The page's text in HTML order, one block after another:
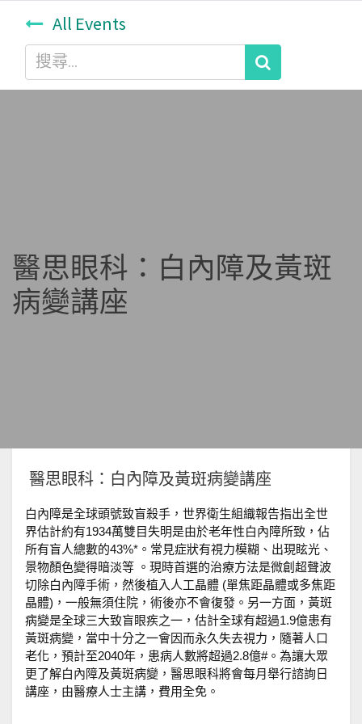
All Events
醫思眼科：白內障及黃斑
病變講座
醫思眼科：白內障及黃斑病變講座
白內障是全球頭號致盲殺手，世界衛生組織報告指出全世
界估計約有1934萬雙目失明是由於老年性白內障所致，佔
所有盲人總數的43%*。常見症狀有視力模糊、出現眩光、
景物顏色變得暗淡等 。現時首選的治療方法是微創超聲波
切除白內障手術，然後植入人工晶體 (單焦距晶體或多焦距
晶體)，一般無須住院，術後亦不會復發。另一方面，黃斑
病變是全球三大致盲眼疾之一，估計全球有超過1.9億患有
黃斑病變，當中十分之一會因而永久失去視力，隨著人口
老化，預計至2040年，患病人數將超過2.8億#。為讓大眾
更了解白內障及黃斑病變，醫思眼科將會每月舉行諮詢日
講座，由醫療人士主講，費用全免。